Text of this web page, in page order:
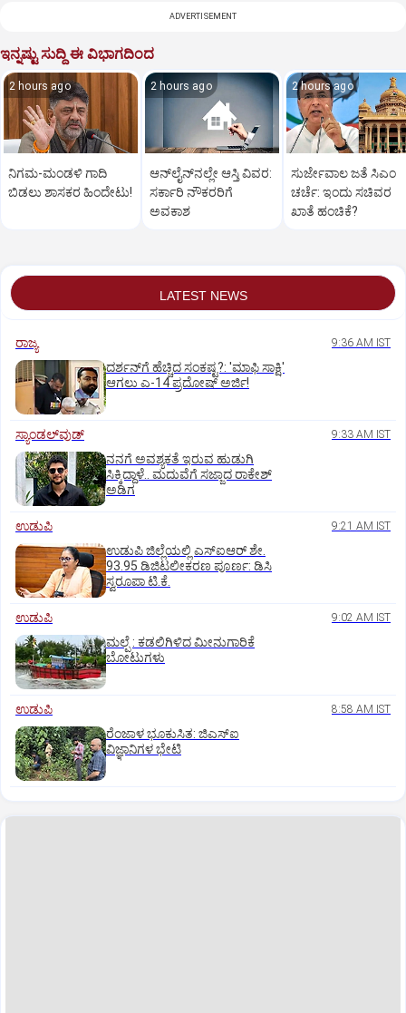
ADVERTISEMENT
ಇನ್ನಷ್ಟು ಸುದ್ದಿ ಈ ವಿಭಾಗದಿಂದ
2 hours ago
ನಿಗಮ-ಮಂಡಳಿ ಗಾದಿ
ಬಿಡಲು ಶಾಸಕರ ಹಿಂದೇಟು!
2 hours ago
ಆನ್‌ಲೈನ್‌ನಲ್ಲೇ ಆಸ್ತಿ ವಿವರ:
ಸರ್ಕಾರಿ ನೌಕರರಿಗೆ
ಅವಕಾಶ
2 hours ago
ಸುರ್ಜೇವಾಲ ಜತೆ ಸಿಎಂ
ಚರ್ಚೆ: ಇಂದು ಸಚಿವರ
ಖಾತೆ ಹಂಚಿಕೆ?
LATEST NEWS
ರಾಜ್ಯ 9:36 AM IST
ದರ್ಶನ್‌ಗೆ ಹೆಚ್ಚಿದ ಸಂಕಷ್ಟ?: 'ಮಾಫಿ ಸಾಕ್ಷಿ'
ಆಗಲು ಎ-14 ಪ್ರದೋಷ್ ಅರ್ಜಿ!
ಸ್ಯಾಂಡಲ್‌ವುಡ್‌ 9:33 AM IST
ನನಗೆ ಅವಶ್ಯಕತೆ ಇರುವ ಹುಡುಗಿ
ಸಿಕ್ಕಿದ್ದಾಳೆ.. ಮದುವೆಗೆ ಸಜ್ಜಾದ ರಾಕೇಶ್
ಅಡಿಗ
ಉಡುಪಿ 9:21 AM IST
ಉಡುಪಿ ಜಿಲ್ಲೆಯಲ್ಲಿ ಎಸ್‌ಐಆರ್‌ ಶೇ.
93.95 ಡಿಜಿಟಲೀಕರಣ ಪೂರ್ಣ: ಡಿಸಿ
ಸ್ವರೂಪಾ ಟಿ.ಕೆ.
ಉಡುಪಿ 9:02 AM IST
ಮಲ್ಪೆ : ಕಡಲಿಗಿಳಿದ ಮೀನುಗಾರಿಕೆ
ಬೋಟುಗಳು
ಉಡುಪಿ 8:58 AM IST
ರೆಂಜಾಳ ಭೂಕುಸಿತ: ಜಿಎಸ್‌ಐ
ವಿಜ್ಞಾನಿಗಳ ಭೇಟಿ